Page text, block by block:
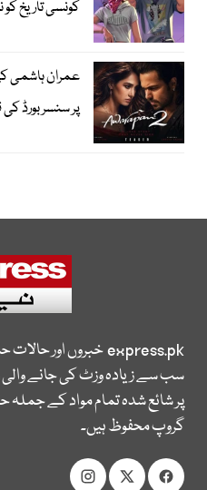
کونسی تاریخ
پر سنسر بورڈ
express.pkخبروں اور
سب سے زیادہ وزٹ کی جانے
پر شائع شدہ تمام مواد کے
گروپ محفوظ ہیں۔